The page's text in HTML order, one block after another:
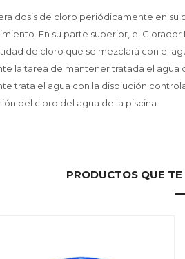
dosis de cloro periódicamente en su
En su parte superior, el
de cloro que se mezclará con el
la tarea de mantener tratada el agua
trata el agua con la disolución
del cloro del agua de la piscina.
PRODUCTOS QUE